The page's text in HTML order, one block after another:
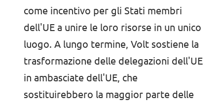
come incentivo per gli Stati membri
dell'UE a unire le loro risorse in un unico
luogo. A lungo termine, Volt sostiene la
trasformazione delle delegazioni dell'UE
in ambasciate dell'UE, che
sostituirebbero la maggior parte delle